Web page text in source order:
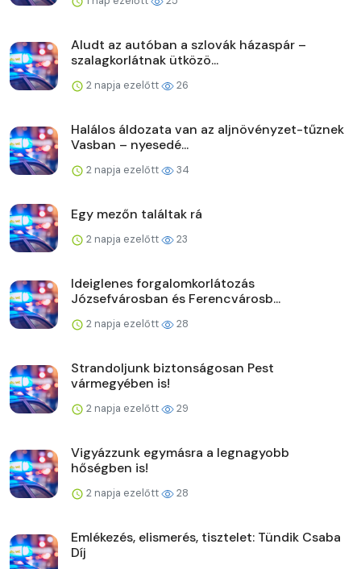
Aludt az autóban a szlovák házaspár –
szalagkorlátnak ütközö...
2 napja ezelőtt 26
Halálos áldozata van az aljnövényzet-tűznek
Vasban – nyesedé...
2 napja ezelőtt 34
Egy mezőn találtak rá
2 napja ezelőtt 23
Ideiglenes forgalomkorlátozás
Józsefvárosban és Ferencvárosb...
2 napja ezelőtt 28
Strandoljunk biztonságosan Pest
vármegyében is!
2 napja ezelőtt 29
Vigyázzunk egymásra a legnagyobb
hőségben is!
2 napja ezelőtt 28
Emlékezés, elismerés, tisztelet: Tündik Csaba
Díj